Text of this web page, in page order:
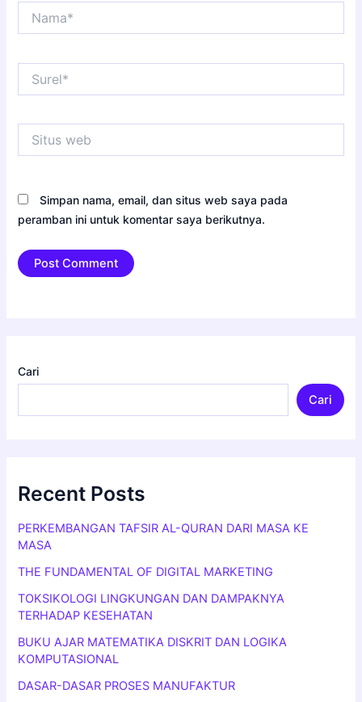
web
Simpan nama, email, dan situs web saya pada
peramban ini untuk komentar saya berikutnya.
Cari
Cari
Recent Posts
PERKEMBANGAN TAFSIR AL-QURAN DARI MASA KE
MASA
THE FUNDAMENTAL OF DIGITAL MARKETING
TOKSIKOLOGI LINGKUNGAN DAN DAMPAKNYA
TERHADAP KESEHATAN
BUKU AJAR MATEMATIKA DISKRIT DAN LOGIKA
KOMPUTASIONAL
DASAR-DASAR PROSES MANUFAKTUR